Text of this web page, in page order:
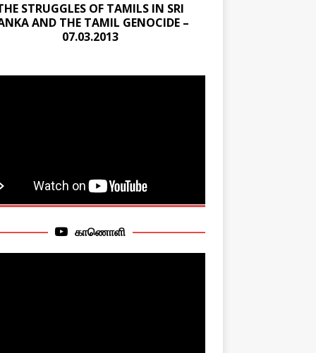
STRUGGLES OF TAMILS IN SRI
AND THE TAMIL GENOCIDE –
07.03.2013
காணொளி